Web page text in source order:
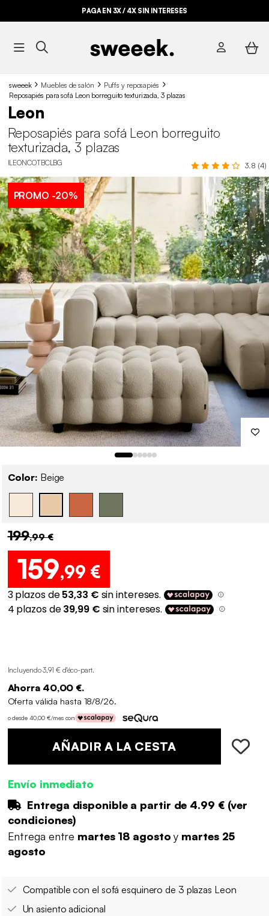
PAGA EN 3X / 4X SIN INTERESES
sweeek Muebles de salón
Puffs y reposapiés
Reposapiés para sofá Leon borreguito texturizada, 3 plazas
Leon
Reposapiés para sofá Leon borreguito
texturizada, 3 plazas
ILEONCOTBCLBG 3.8 (4)
PROMO -20%
Color: Beige
199,99 €
159,99 €
Incluyendo 3,91 € d'éco-part.
Ahorra 40,00 €.
Oferta válida hasta 18/8/26.
o desde 40,00 €/mes con
AÑADIR A LA CESTA
Envío inmediato
Entrega disponible a partir de 4.99 €(ver
condiciones)
Entrega entre martes 18 agostoy martes 25
agosto
Compatible con el sofá esquinero de 3 plazas Leon
Un asiento adicional